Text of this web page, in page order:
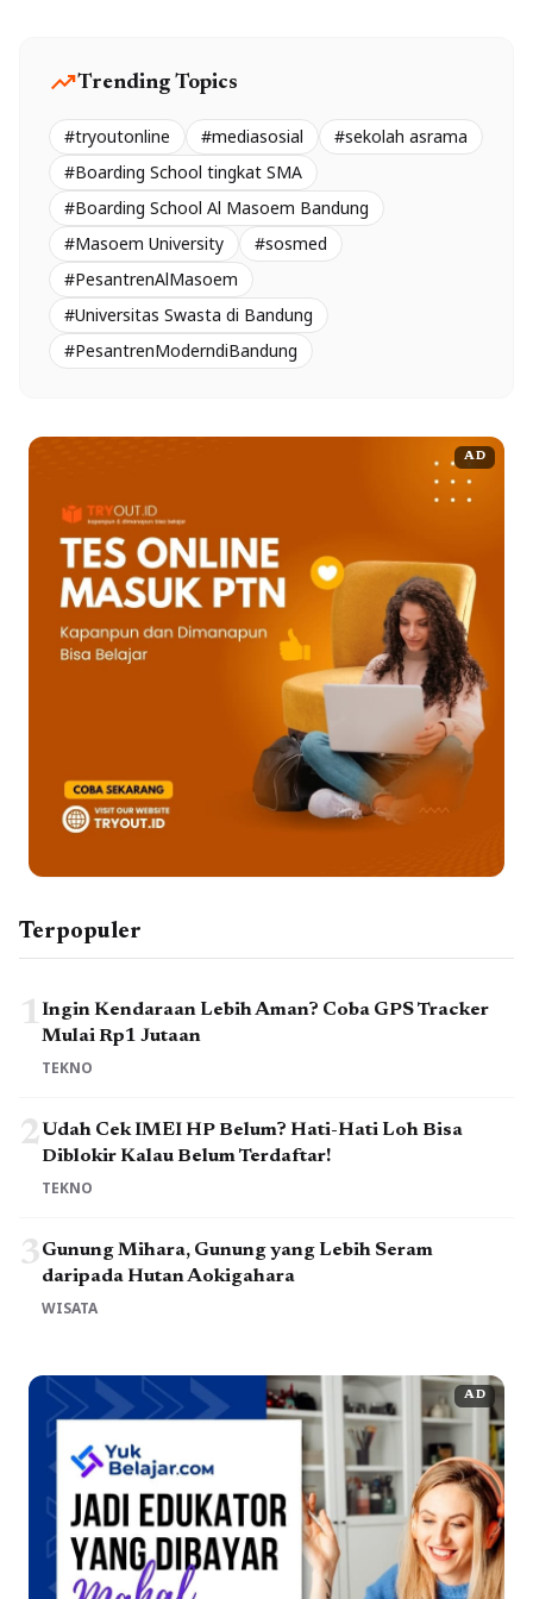
trending_upTrending Topics
#tryoutonline #mediasosial
#sekolah asrama
#Boarding School tingkat SMA
#Boarding School Al Masoem Bandung
#Masoem University
#sosmed
#PesantrenAlMasoem
#Universitas Swasta di Bandung
#PesantrenModerndiBandung
AD
Terpopuler
1Ingin Kendaraan Lebih Aman? Coba GPS Tracker
Mulai Rp1 Jutaan
TEKNO
2Udah Cek IMEI HP Belum? Hati-Hati Loh Bisa
Diblokir Kalau Belum Terdaftar!
TEKNO
3Gunung Mihara, Gunung yang Lebih Seram
daripada Hutan Aokigahara
WISATA
AD